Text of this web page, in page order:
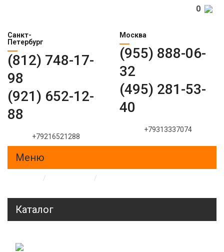
Санкт-
Петербург
(812) 748-17-
98
(921) 652-12-
88
+79216521288
Москва
(955) 888-06-
32
(495) 281-53-
40
+79313337074
0
Меню
/ /
Каталог